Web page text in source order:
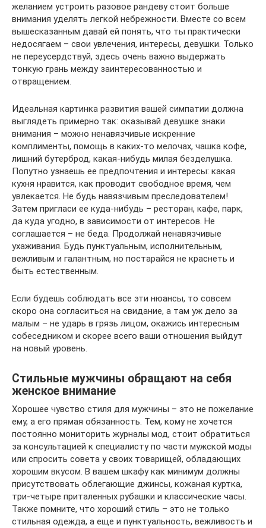
желанием устроить разовое рандеву стоит больше
внимания уделять легкой небрежности. Вместе со всем
вышесказанным давай ей понять, что ты практически
недосягаем – свои увлечения, интересы, девушки. Только
не переусердствуй, здесь очень важно выдержать
тонкую грань между заинтересованностью и
отвращением.
Идеальная картинка развития вашей симпатии должна
выглядеть примерно так: оказывай девушке знаки
внимания – можно ненавязчивые искренние
комплименты, помощь в каких-то мелочах, чашка кофе,
лишний бутерброд, какая-нибудь милая безделушка.
Попутно узнаешь ее предпочтения и интересы: какая
кухня нравится, как проводит свободное время, чем
увлекается. Не будь навязчивым преследователем!
Затем пригласи ее куда-нибудь – ресторан, кафе, парк,
да куда угодно, в зависимости от интересов. Не
соглашается – не беда. Продолжай ненавязчивые
ухаживания. Будь пунктуальным, исполнительным,
вежливым и галантным, но постарайся не краснеть и
быть естественным.
Если будешь соблюдать все эти нюансы, то совсем
скоро она согласиться на свидание, а там уж дело за
малым – не ударь в грязь лицом, окажись интересным
собеседником и скорее всего ваши отношения выйдут
на новый уровень.
Стильные мужчины обращают на себя
женское внимание
Хорошее чувство стиля для мужчины – это не пожелание
ему, а его прямая обязанность. Тем, кому не хочется
постоянно мониторить журналы мод, стоит обратиться
за консультацией к специалисту по части мужской моды
или спросить совета у своих товарищей, обладающих
хорошим вкусом. В вашем шкафу как минимум должны
присутствовать облегающие джинсы, кожаная куртка,
три-четыре приталенных рубашки и классические часы.
Также помните, что хороший стиль – это не только
стильная одежда, а еще и пунктуальность, вежливость и